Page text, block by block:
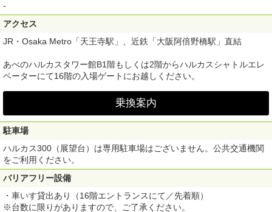
-
アクセス
JR・Osaka Metro「天王寺駅」、近鉄「大阪阿倍野橋駅」直結
あべのハルカスタワー館B1階もしくは2階からハルカスシャトルエレ
ベーターにて16階の入場ゲートにお越しください。
乗換案内
駐車場
ハルカス300（展望台）は専用駐車場はございません。公共交通機関
をご利用ください。
バリアフリー設備
・車いす貸出あり（16階エントランスにて／先着順）
※台数に限りがありますので、ご了承ください。